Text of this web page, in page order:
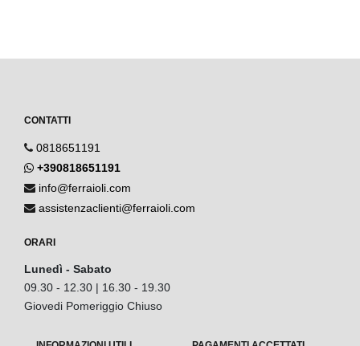
CONTATTI
0818651191
+390818651191
info@ferraioli.com
assistenzaclienti@ferraioli.com
ORARI
Lunedì - Sabato
09.30 - 12.30 | 16.30 - 19.30
Giovedi Pomeriggio Chiuso